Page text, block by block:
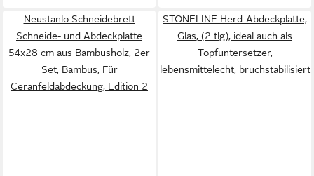
Neustanlo Schneidebrett
Schneide- und Abdeckplatte
54x28 cm aus Bambusholz, 2er
Set, Bambus, Für
Ceranfeldabdeckung, Edition 2
STONELINE Herd-Abdeckplatte,
Glas, (2 tlg), ideal auch als
Topfuntersetzer,
lebensmittelecht, bruchstabilisiert